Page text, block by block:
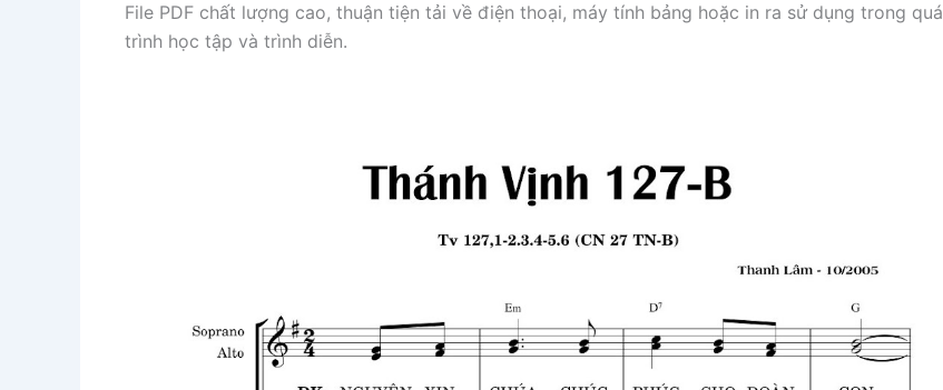
File PDF chất lượng cao, thuận tiện tải về điện thoại, máy tính bảng hoặc in ra sử dụng trong quá
trình học tập và trình diễn.